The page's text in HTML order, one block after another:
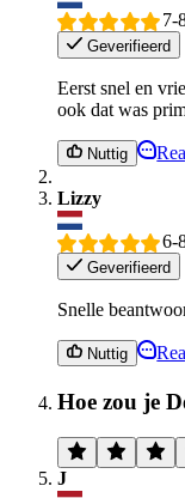
7-
Geverifieerd
Eerst snel en
ook dat was
Nuttig
Lizzy
6-
Geverifieerd
Snelle
Nuttig
Hoe zou je
J